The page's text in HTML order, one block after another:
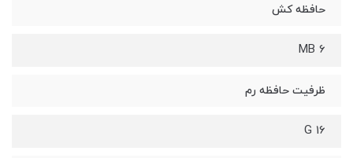
حافظه کش
6 MB
ظرفیت حافظه رم
16 G